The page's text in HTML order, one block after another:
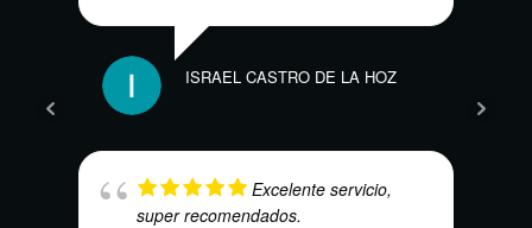
ISRAEL CASTRO DE LA HOZ
Excelente servicio,
super recomendados.